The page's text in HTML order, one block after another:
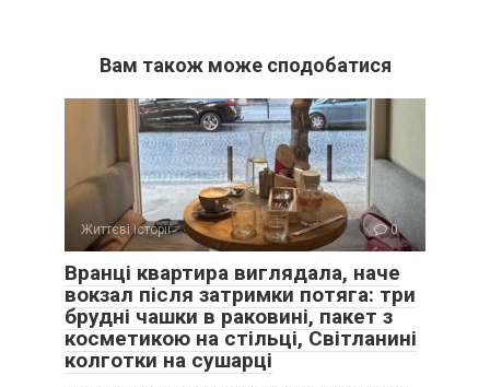
Вам також може сподобатися
Життєві історії 0
Вранці квартира виглядала, наче
вокзал після затримки потяга: три
брудні чашки в раковині, пакет з
косметикою на стільці, Світланині
колготки на сушарці